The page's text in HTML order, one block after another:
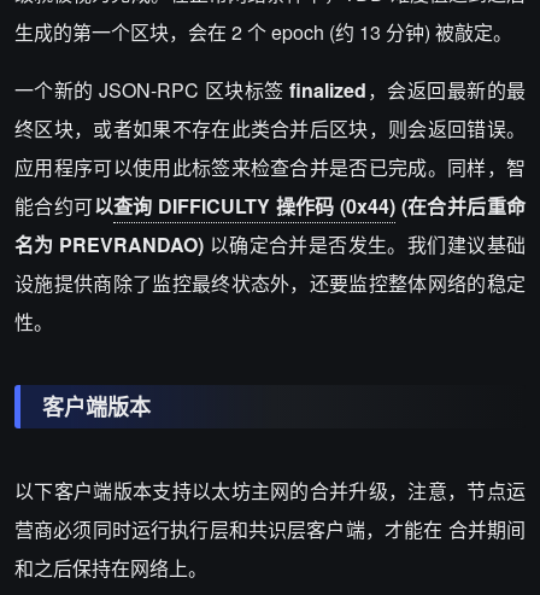
生成的第一个区块，会在 2 个 epoch (约 13 分钟) 被敲定。
一个新的 JSON-RPC 区块标签 finalized，会返回最新的最
终区块，或者如果不存在此类合并后区块，则会返回错误。
应用程序可以使用此标签来检查合并是否已完成。同样， 智
能合约可以查询 DIFFICULTY 操作码 (0x44) (在合并后重命
名为 PREVRANDAO) 以确定合并是否发生。我们建议基础
设施提供商除了监控最终状态外，还要监控整体网络的稳定
性。
客户端版本
以下客户端版本支持以太坊主网的合并升级，注意，节点运
营商必须同时运行执行层和共识层客户端，才能在 合并期间
和之后保持在网络上。